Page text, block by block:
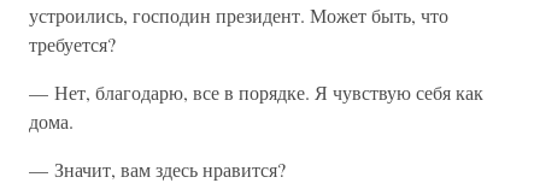
устроились, господин президент. Может быть, что
требуется?
— Нет, благодарю, все в порядке. Я чувствую себя как
дома.
— Значит, вам здесь нравится?